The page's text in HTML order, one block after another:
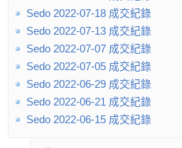
Sedo 2022-07-18 成交紀錄
Sedo 2022-07-13 成交紀錄
Sedo 2022-07-07 成交紀錄
Sedo 2022-07-05 成交紀錄
Sedo 2022-06-29 成交紀錄
Sedo 2022-06-21 成交紀錄
Sedo 2022-06-15 成交紀錄